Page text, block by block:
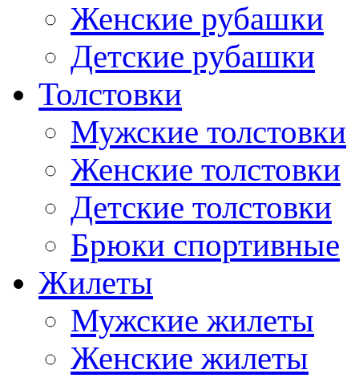
Женские рубашки
Детские рубашки
Толстовки
Мужские толстовки
Женские толстовки
Детские толстовки
Брюки спортивные
Жилеты
Мужские жилеты
Женские жилеты